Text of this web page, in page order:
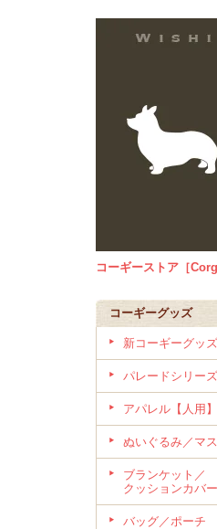
コーギーストア［
コーギーグッズ
新コーギーグッズ
パレードシリーズ
アパレル【人用】
ぬいぐるみ／マ
ブランケッ
クッションカバー
バッグ／ポーチ